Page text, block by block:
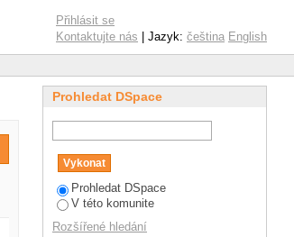
Přihlásit se
Kontaktujte nás | Jazyk: čeština English
Prohledat DSpace
Prohledat DSpace
V této komunite
Rozšířené hledání